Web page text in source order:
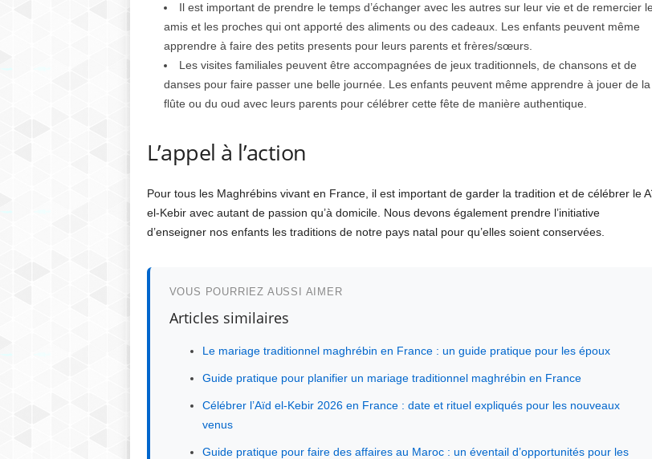
Il est important de prendre le temps d’échanger avec les autres sur leur vie et de remercier
amis et les proches qui ont apporté des aliments ou des cadeaux. Les enfants peuvent même
apprendre à faire des petits presents pour leurs parents et frères/sœurs.
Les visites familiales peuvent être accompagnées de jeux traditionnels, de chansons et de
danses pour faire passer une belle journée. Les enfants peuvent même apprendre à jouer de la
flûte ou du oud avec leurs parents pour célébrer cette fête de manière authentique.
L’appel à l’action
Pour tous les Maghrébins vivant en France, il est important de garder la tradition et de célébrer le
el-Kebir avec autant de passion qu’à domicile. Nous devons également prendre l’initiative
d’enseigner nos enfants les traditions de notre pays natal pour qu’elles soient conservées.
VOUS POURRIEZ AUSSI AIMER
Articles similaires
Le mariage traditionnel maghrébin en France : un guide pratique pour les époux
Guide pratique pour planifier un mariage traditionnel maghrébin en France
Célébrer l’Aïd el-Kebir 2026 en France : date et rituel expliqués pour les nouveaux
venus
Guide pratique pour faire des affaires au Maroc : un éventail d’opportunités pour les